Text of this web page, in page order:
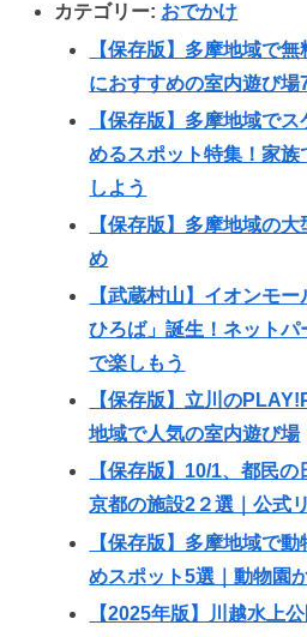
カテゴリー: おでかけ
【保存版】多摩地域で
におすすめの室内遊び場
【保存版】多摩地域で
めるスポット特集！家
しよう
【保存版】多摩地域の
め
【武蔵村山】イオンモ
ひろば」誕生！ネット
で楽しもう
【保存版】立川の
地域で人気の室内遊び場
【保存版】10/1、都民
京都の施設2２選｜公式
【保存版】多摩地域で
めスポット5選｜動物園
【2025年版】川越水上